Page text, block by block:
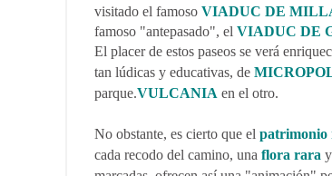
visitado el famoso VIADUC DE
famoso "antepasado", el VIADUC DE
El placer de estos paseos se verá
tan lúdicas y educativas, de
parque.VULCANIA en el otro.
No obstante, es cierto que el patrimonio
cada recodo del camino, una flora rara